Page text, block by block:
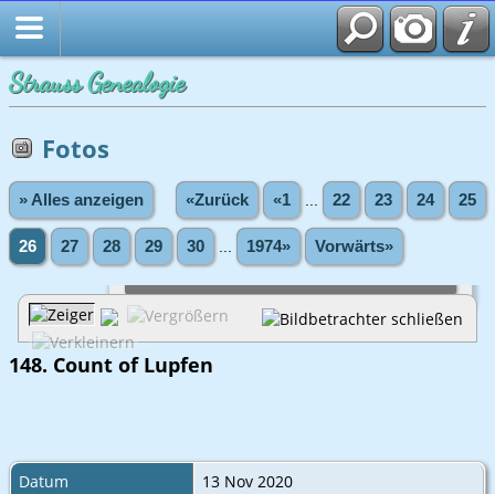
Strauss Genealogie
Fotos
» Alles anzeigen «Zurück «1 22 23 24 25
26 27 28 29 30 1974» Vorwärts»
148. Count of Lupfen
Datum
13 Nov 2020